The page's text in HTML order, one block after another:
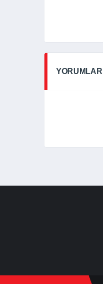
YORUMLAR